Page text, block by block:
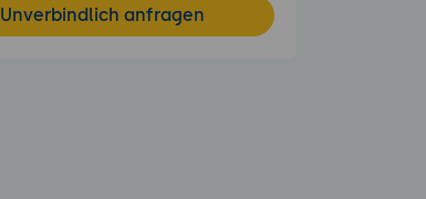
Unverbindlich anfragen